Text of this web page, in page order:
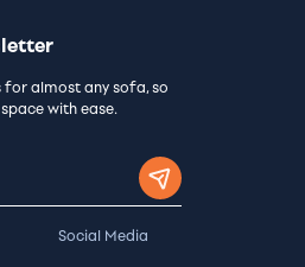
for almost any sofa, so
with ease.
Social Media